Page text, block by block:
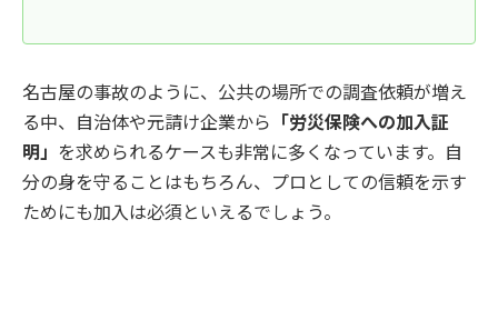
名古屋の事故のように、公共の場所での調査依頼が増え
る中、自治体や元請け企業から 「労災保険への加入証
明」 を求められるケースも非常に多くなっています。自
分の身を守ることはもちろん、プロとしての信頼を示す
ためにも加入は必須といえるでしょう。